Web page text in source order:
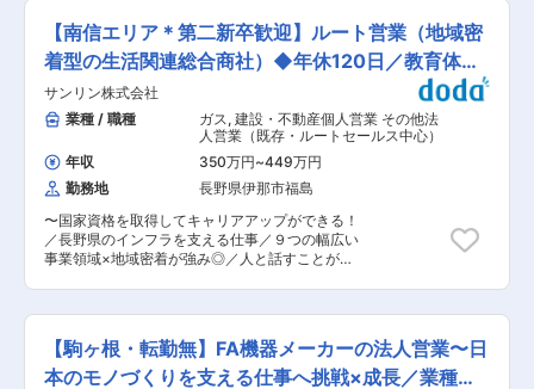
す。 変更の範囲：本文参照
ン立ち上げ業務：工程設計及び改善・試作問題改
善、治具設計（外注もあり）、プロセス改善など
量産対応ができているラインに対しての改善活動
業務、日々のトラブル対応など ※基本的には素養
に応じて配属となりますが、検査機の仕様決めや
客先と設計など様々なフェーズを繰り返し量産対
応を行うため、課を跨いで幅広い業務に従事して
いただく可能性もあります。 ■組織構成： ・12
名ほどの組織となっており、幅広い年代の社員が
活躍しています。 ■教育体制： ・工場研修では
受入から生産、出荷まで一連の業務を経験して頂
きます。その後、配属に合わせたプログラムや必
要な知識について研修を実施します。加えてニッ
育制度が充実しております。 ■ポジションの魅力
◎マリン業界は電動化や自動航行といった技術革
直結する製品開発に携わることが可能です。ニッ
チ市場の特性上、裁量も大きく、企画力や発想力
た事業運営を目指しています。 ※後進育成前提
の、ポテンシャル採用です※ ■職務概要： 情報シ
ステム部門において、システム開発・保守、ITイ
ンフラ運用等の業務を幅広く担当していただきま
す。 ヘルプデスクやインフラ管理、マスタメンテ
ナンスからスタートいただき、ご経験に応じてプ
ログラム開発もお任せします。将来的には、業務
効率化の提案やプロジェクト推進にも携わってい
ただく予定です。 ■業務詳細： ・社内システム
の開発・保守業務（Java、SQL、HTML） ・IT
インフラの運用保守（クラウド環境やオンプレ仮
想環境の管理） ・ユーザーサポート業務 ・情報
セキュリティ対策の実施及び運用 ■組織構成：
情報システム部は現在5名体制で、本社に3名、駒
ヶ根事業所に2名が所属しています。本社では販
本ポジションの魅力： 社内SEとして幅広い業務
経験を積むことができ、裁量を持って活躍できる
環境です。また、年間休日129日、残業平均月14
【南信エリア＊第二新卒歓迎】ルート営業（地域密
着型の生活関連総合商社）◆年休120日／教育体制
◎
サンリン株式会社
業種 / 職種
ガス, 建設・不動産個人営業 その他法
人営業（既存・ルートセールス中心）
年収
350万円~449万円
勤務地
長野県伊那市福島
〜国家資格を取得してキャリアアップができる！
／長野県のインフラを支える仕事／９つの幅広い
事業領域×地域密着が強み◎／人と話すことが好
として、定期的な保安点検・集金業務を通じて信
頼関係を構築し、お客様のお困りごとに合わせた
LPガス・石油類・電気・住宅設備機器・住宅リフ
ォームなどの提案営業をお任せします。 お客様と
【駒ヶ根・転勤無】FA機器メーカーの法人営業〜日
本のモノづくりを支える仕事へ挑戦×成長／業種未